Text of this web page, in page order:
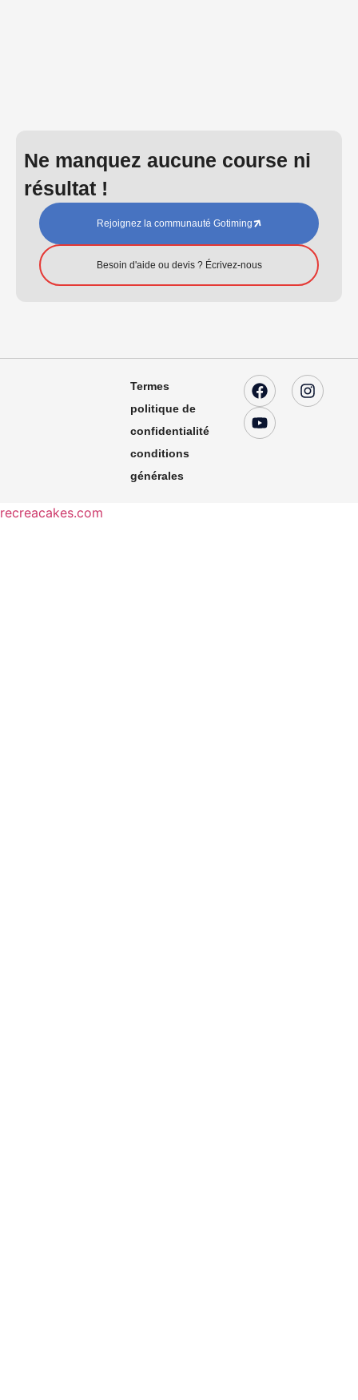
Ne manquez aucune course ni
résultat !
Rejoignez la communauté Gotiming
Besoin d'aide ou devis ? Écrivez-nous
Termes
politique de
confidentialité
conditions
générales
recreacakes.com